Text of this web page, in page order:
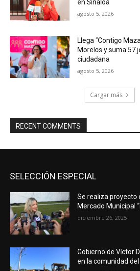
en Sinaloa
agosto 5, 2026
Llega “Contigo
Morelos y suma 57
ciudadana
agosto 5, 2026
Cargar más
RECENT COMMENTS
SELECCIÓN ESPECIAL
Se realiza proyecto
Mercado Municipal
diciembre 26, 2025
Gobierno de Víctor
en la comunidad